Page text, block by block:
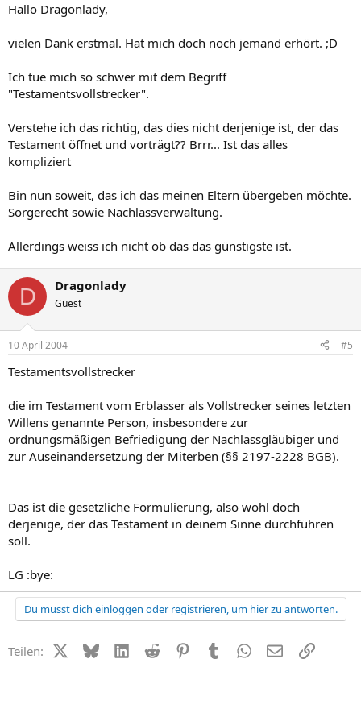
Hallo Dragonlady,
vielen Dank erstmal. Hat mich doch noch jemand erhört. ;D
Ich tue mich so schwer mit dem Begriff
"Testamentsvollstrecker".
Verstehe ich das richtig, das dies nicht derjenige ist, der das
Testament öffnet und vorträgt?? Brrr... Ist das alles
kompliziert
Bin nun soweit, das ich das meinen Eltern übergeben möchte.
Sorgerecht sowie Nachlassverwaltung.
Allerdings weiss ich nicht ob das das günstigste ist.
D Dragonlady
Guest
10 April 2004 #5
Testamentsvollstrecker
die im Testament vom Erblasser als Vollstrecker seines letzten
Willens genannte Person, insbesondere zur
ordnungsmäßigen Befriedigung der Nachlassgläubiger und
zur Auseinandersetzung der Miterben (§§ 2197-2228 BGB).
Das ist die gesetzliche Formulierung, also wohl doch
derjenige, der das Testament in deinem Sinne durchführen
soll.
LG :bye:
Du musst dich einloggen oder registrieren, um hier zu antworten.
Teilen: X (Twitter)
BlueskyLinkedIn
Reddit PinterestTumblr WhatsApp
E-MailLink